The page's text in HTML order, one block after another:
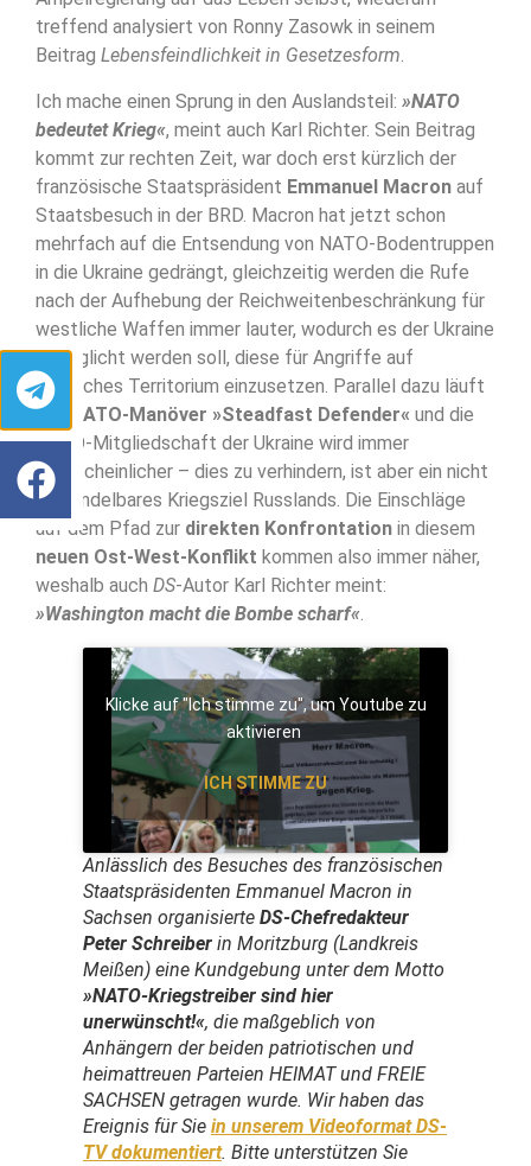
treffend analysiert von Ronny Zasowk in seinem
Beitrag Lebensfeindlichkeit in Gesetzesform.
Ich mache einen Sprung in den Auslandsteil: »NATO
bedeutet Krieg«, meint auch Karl Richter. Sein Beitrag
kommt zur rechten Zeit, war doch erst kürzlich der
französische Staatspräsident Emmanuel Macron auf
Staatsbesuch in der BRD. Macron hat jetzt schon
mehrfach auf die Entsendung von NATO-Bodentruppen
in die Ukraine gedrängt, gleichzeitig werden die Rufe
nach der Aufhebung der Reichweitenbeschränkung für
westliche Waffen immer lauter, wodurch es der Ukraine
ermöglicht werden soll, diese für Angriffe auf
russisches Territorium einzusetzen. Parallel dazu läuft
das
NATO-Manöver »Steadfast Defender« und die
NATO-Mitgliedschaft der Ukraine wird immer
wahrscheinlicher – dies zu verhindern, ist aber ein nicht
verhandelbares Kriegsziel Russlands. Die Einschläge
auf dem Pfad zur direkten Konfrontation in diesem
neuen Ost-West-Konflikt kommen also immer näher,
weshalb auch DS-Autor Karl Richter meint:
»Washington macht die Bombe scharf«.
Klicke auf "Ich stimme zu", um Youtube zu
aktivieren
ICH STIMME ZU
Anlässlich des Besuches des französischen
Staatspräsidenten Emmanuel Macron in
Sachsen organisierte DS-Chefredakteur
Peter Schreiber in Moritzburg (Landkreis
Meißen) eine Kundgebung unter dem Motto
»NATO-Kriegstreiber sind hier
unerwünscht!«, die maßgeblich von
Anhängern der beiden patriotischen und
heimattreuen Parteien HEIMAT und FREIE
SACHSEN getragen wurde. Wir haben das
Ereignis für Sie in unserem Videoformat DS-
TV dokumentiert. Bitte unterstützen Sie